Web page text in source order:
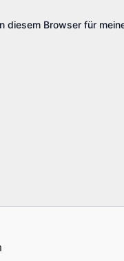
diesem Browser für